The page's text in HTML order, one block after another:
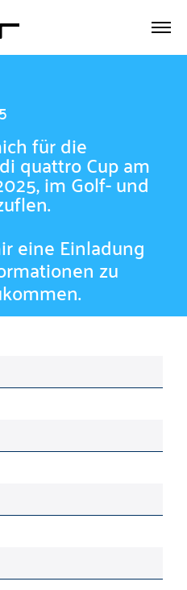
für die
quattro Cup am
im Golf- und
eine Einladung
zu